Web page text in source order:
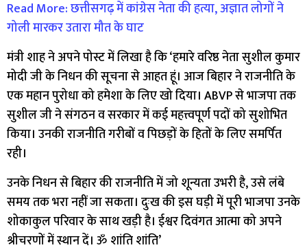
Read More: छत्तीसगढ़ में कांग्रेस नेता की हत्या, अज्ञात लोगों ने
गोली मारकर उतारा मौत के घाट
मंत्री शाह ने अपने पोस्ट में लिखा है कि ‘हमारे वरिष्ठ नेता सुशील कुमार
मोदी जी के निधन की सूचना से आहत हूं। आज बिहार ने राजनीति के
एक महान पुरोधा को हमेशा के लिए खो दिया। ABVP से भाजपा तक
सुशील जी ने संगठन व सरकार में कई महत्त्वपूर्ण पदों को सुशोभित
किया। उनकी राजनीति गरीबों व पिछड़ों के हितों के लिए समर्पित
रही।
उनके निधन से बिहार की राजनीति में जो शून्यता उभरी है, उसे लंबे
समय तक भरा नहीं जा सकता। दुःख की इस घड़ी में पूरी भाजपा उनके
शोकाकुल परिवार के साथ खड़ी है। ईश्वर दिवंगत आत्मा को अपने
श्रीचरणों में स्थान दें। ॐ शांति शांति’